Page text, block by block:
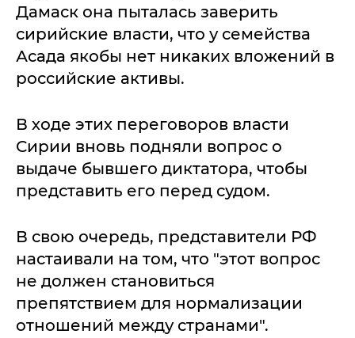
Дамаск она пыталась заверить
сирийские власти, что у семейства
Асада якобы нет никаких вложений в
российские активы.
В ходе этих переговоров власти
Сирии вновь подняли вопрос о
выдаче бывшего диктатора, чтобы
представить его перед судом.
В свою очередь, представители РФ
настаивали на том, что "этот вопрос
не должен становиться
препятствием для нормализации
отношений между странами".